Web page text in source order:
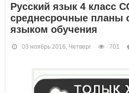
Русский язык 4 класс
среднесрочные планы
языком обучения
03 ноябрь 2016, Четверг 701